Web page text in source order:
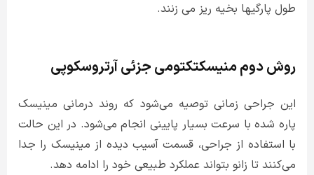
طول پارگیها بخیه ریز می زنند.
روش دوم منیسکتکتومی جزئی آرتروسکوپی
این جراحی زمانی توصیه می‌شود که روند درمانی مینیسک
پاره شده با سرعت بسیار پایینی انجام می‌شود. در این حالت
با استفاده از جراحی، قسمت آسیب دیده از مینیسک را جدا
می‌کنند تا زانو بتواند عملکرد طبیعی خود را ادامه دهد.